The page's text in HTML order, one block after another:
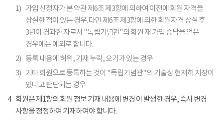
1) 가입 신청자가 본 약관 제6조 제3항에 의하여 이전에 회원 자격을
상실한 적이 있는 경우. 다만 제6조 제3항에 의한 회원자격 상실 후
3년이 경과한 자로서 "독립기념관"의 회원 재 가입 승낙을 얻은
경우에는 예외로 합니다.
2) 등록 내용에 허위, 기재 누락, 오기가 있는 경우
3) 기타 회원으로 등록하는 것이 "독립기념관"의 기술상 현저히 지장이
있다고 판단되는 경우
4
회원은 제1항의 회원 정보 기재 내용에 변경 이 발생한 경우, 즉시 변경
사항을 정정하여 기재하여야 합니다.